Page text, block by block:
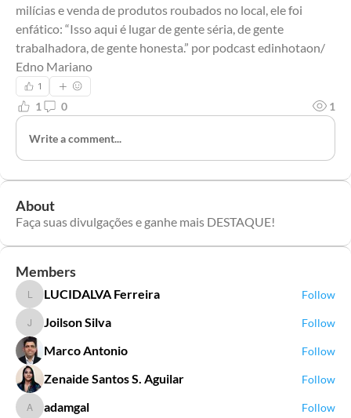
milícias e venda de produtos roubados no local, ele foi
enfático: “Isso aqui é lugar de gente séria, de gente
trabalhadora, de gente honesta.” por podcast edinhotaon/
Edno Mariano
1
1 0 1
Write a comment...
About
Faça suas divulgações e ganhe mais DESTAQUE!
Members
LUCIDALVA Ferreira
LUCIDALVA Ferreira Follow
Joilson Silva
Joilson Silva Follow
Marco Antonio Follow
Zenaide Santos S. Aguilar Follow
adamgal
adamgal Follow